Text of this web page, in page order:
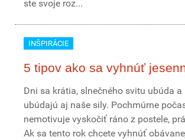
ste svoje roz...
INŠPIRÁCIE
5 tipov ako sa vyhnúť
Dni sa krátia, slnečného svitu ubúda a
ubúdajú aj naše sily. Pochmúrne
nemotivuje vyskočiť ráno z postele,
Ak sa tento rok chcete vyhnúť